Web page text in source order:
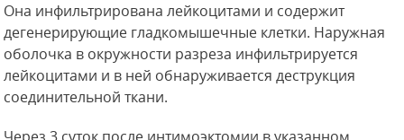
Она инфильтрирована лейкоцитами и содержит
дегенерирующие гладкомышечные клетки. Наружная
оболочка в окружности разреза инфильтрируется
лейкоцитами и в ней обнаруживается деструкция
соединительной ткани.